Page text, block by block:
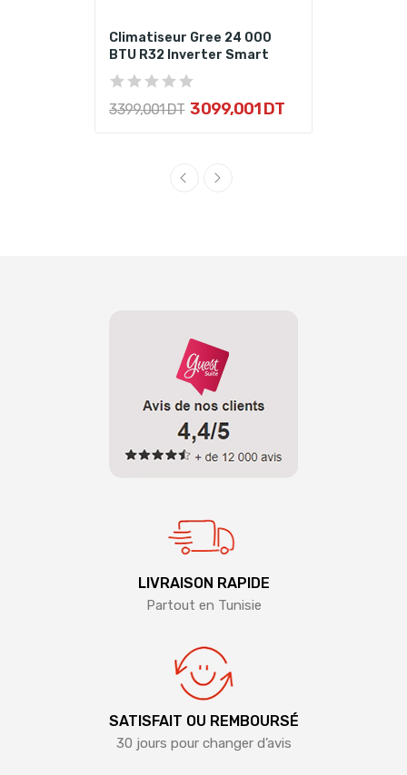
Climatiseur Gree 24 000
BTU R32 Inverter Smart
3 399,001 DT 3 099,001 DT
LIVRAISON RAPIDE
Partout en Tunisie
SATISFAIT OU REMBOURSÉ
30 jours pour changer d’avis